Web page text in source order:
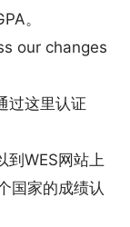
。
our changes
过这里认证
到WES网站上
国家的成绩认